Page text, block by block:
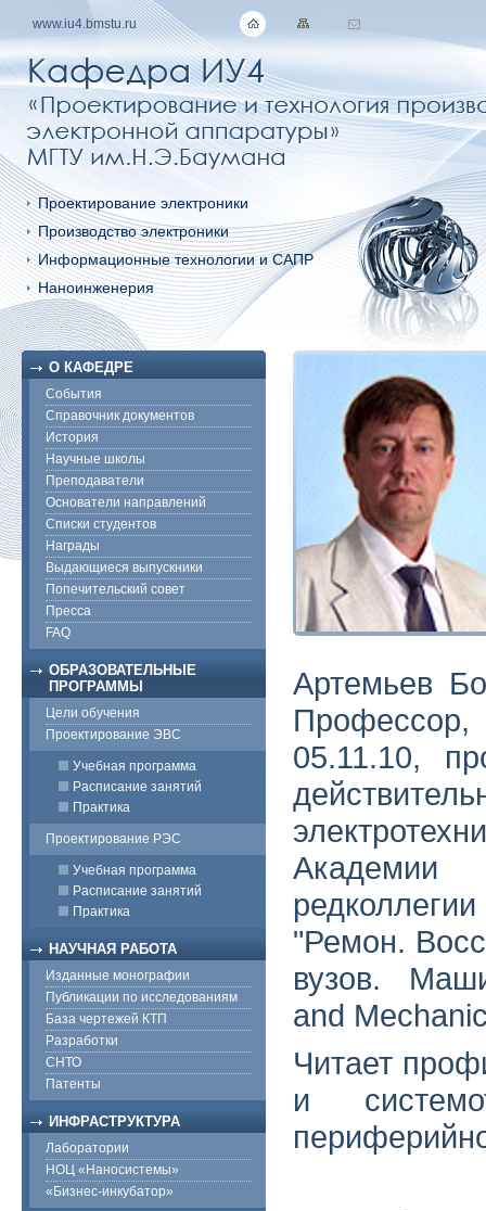
www.iu4.bmstu.ru
Проектирование электроники
Производство электроники
Информационные технологии и САПР
Наноинженерия
О КАФЕДРЕ
События
Справочник документов
История
Научные школы
Преподаватели
Основатели направлений
Списки студентов
Награды
Выдающиеся выпускники
Попечительский совет
Пресса
FAQ
ОБРАЗОВАТЕЛЬНЫЕ
ПРОГРАММЫ
Цели обучения
Проектирование ЭВС
Учебная программа
Расписание занятий
Практика
Проектирование РЭС
Учебная программа
Расписание занятий
Практика
НАУЧНАЯ РАБОТА
Изданные монографии
Публикации по исследованиям
База чертежей КТП
Разработки
СНТО
Патенты
ИНФРАСТРУКТУРА
Лаборатории
НОЦ «Наносистемы»
«Бизнес-инкубатор»
Артемьев
05.11.10,
Академии
"Ремон.
вузов.
and
Читает
и